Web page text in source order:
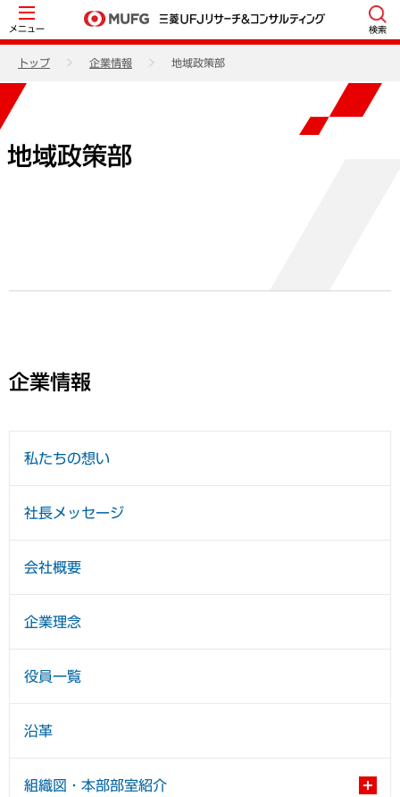
メニュー 検索
トップ 企業情報 地域政策部
地域政策部
企業情報
私たちの想い
社長メッセージ
会社概要
企業理念
役員一覧
沿革
組織図・本部部室紹介